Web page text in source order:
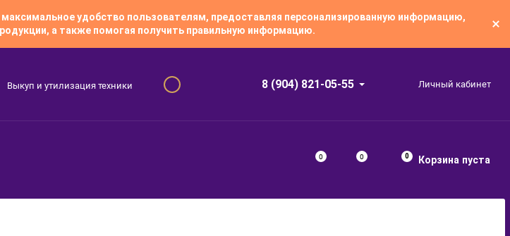
удобство пользователям, предоставляя персонализированную информацию,
а также помогая получить правильную информацию.
Выкуп и утилизация техники Скидки 8 (904) 821-05-55 Личный кабинет
0 0 0 Корзина пуста